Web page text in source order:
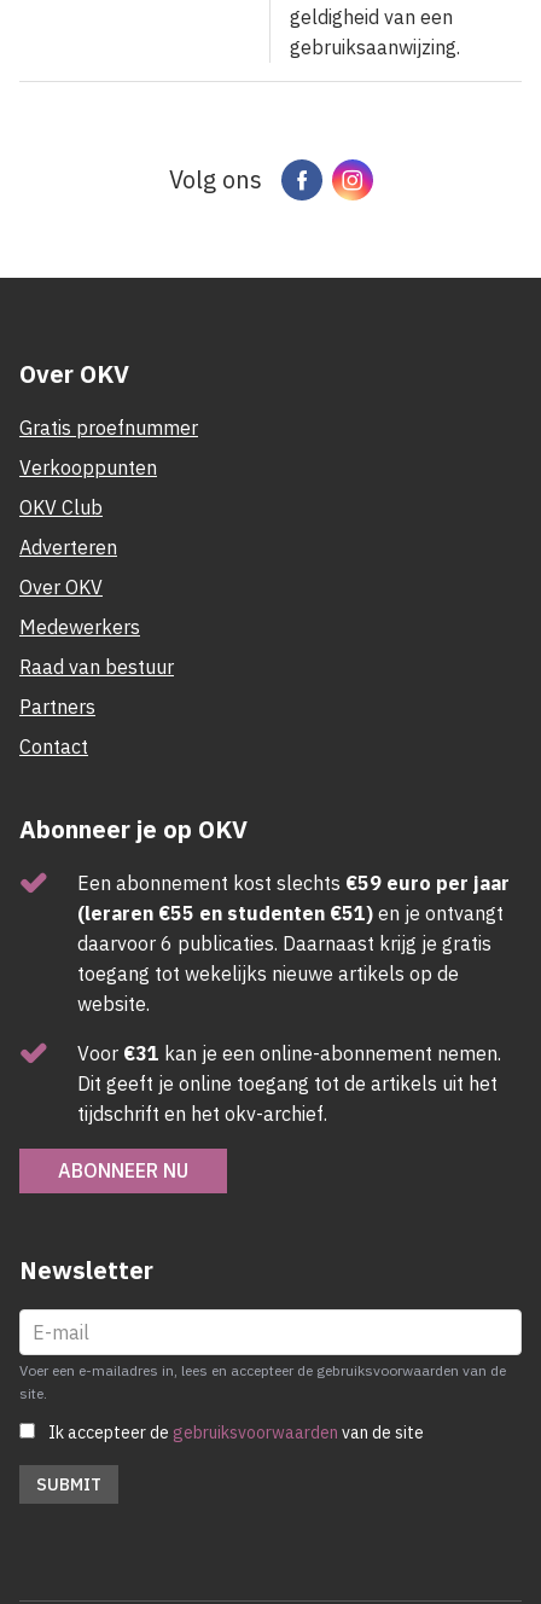
geldigheid van een
gebruiksaanwijzing.
Volg ons FacebookInstagram
Over OKV
Gratis proefnummer
Verkooppunten
OKV Club
Adverteren
Over OKV
Medewerkers
Raad van bestuur
Partners
Contact
Abonneer je op OKV
Een abonnement kost slechts €59 euro per jaar
(leraren €55 en studenten €51) en je ontvangt
daarvoor 6 publicaties. Daarnaast krijg je gratis
toegang tot wekelijks nieuwe artikels op de
website.
Voor €31 kan je een online-abonnement nemen.
Dit geeft je online toegang tot de artikels uit het
tijdschrift en het okv-archief.
ABONNEER NU
Newsletter
Voer een e-mailadres in, lees en accepteer de gebruiksvoorwaarden van de
site.
Ik accepteer de gebruiksvoorwaarden van de site